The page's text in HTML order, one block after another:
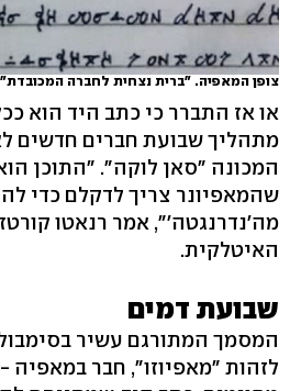
צופן המאפיה. "ברית נצחית לחברה המכובדת"
או אז התברר כי כתב היד הוא
מתהליך שבועת חברים חדשים
המכונה "סאן לוקה". "התוכן
שהמאפיונר צריך לדקלם כדי
מה'נדרנגטה'", אמר רנאטו
האיטלקית.
שבועת דמים
המסמך המתורגם עשיר
לזהות "מאפיוזו", חבר במאפיה